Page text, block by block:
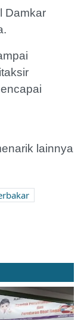
Damkar
lainnya